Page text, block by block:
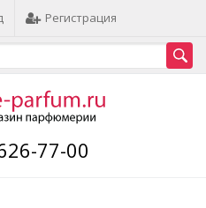
Регистрация
77-00